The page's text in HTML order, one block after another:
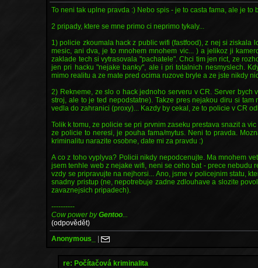
To neni tak uplne pravda :) Nebo spis - je to casta fama, ale je to
2 pripady, ktere se mne primo ci neprimo tykaly...
1) policie zkoumala hack z public wifi (fastfood), z nej si ziskala
mesic, ani dva, je to mnohem mnohem vic... ) a jelikoz ji
zaklade tech si vytrasovala "pachatele". Chci tim jen rict, ze
jen pri hacku "nejake banky", ale i pri totalnich nesmyslech.
mimo realitu a ze mate pred ocima ruzove bryle a ze jste nikdy
2) Rekneme, ze slo o hack jednoho serveru v CR. Server
stroj, ale to je ted nepodstatne). Takze pres nejakou diru si
vedla do zahranici (proxy)... Kazdy by cekal, ze to policie v CR
Tolik k tomu, ze policie se pri prvnim zaseku prestava snazit a
ze policie to neresi, je pouha fama/mytus. Neni to pravda.
kriminalitu narazite osobne, date mi za pravdu :)
A co z toho vyplyva? Policii nikdy nepodcenujte. Ma mnohem
jsem tenhle web z nejake wifi, neni se ceho bat - prece nebudu
vzdy se pripravujte na nejhorsi... Ano, jsme v policejnim statu,
snadny pristup (ne, nepotrebuje zadne zdlouhave a slozite
zavaznejsich pripadech).
----------
Cow power byGentoo
(odpovědět)
Anonymous_
|
re: Počítačová kriminalita